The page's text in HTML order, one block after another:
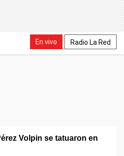
En vivo Radio La Red
Volpin se tatuaron en